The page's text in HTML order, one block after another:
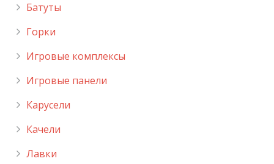
Батуты
Горки
Игровые комплексы
Игровые панели
Карусели
Качели
Лавки